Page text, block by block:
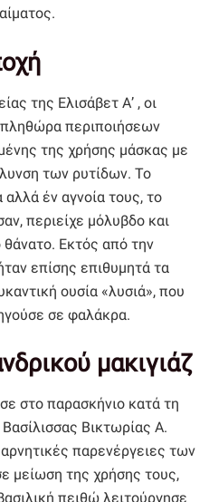
της Ελισάβετ Α’ , οι
πληθώρα περιποιήσεων
της χρήσης μάσκας με
των ρυτίδων. Το
έν αγνοία τους, το
περιείχε μόλυβδο και
Εκτός από την
επίσης επιθυμητά τα
ουσία «λυσιά», που
σε φαλάκρα.
μακιγιάζ
στο παρασκήνιο κατά τη
Βικτωρίας Α.
παρενέργειες των
μείωση της χρήσης τους,
πειθώ λειτούργησε